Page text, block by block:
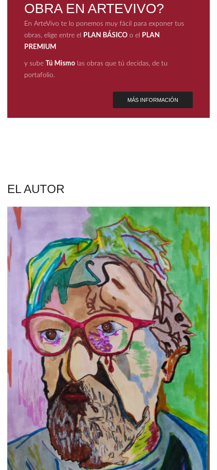
OBRA EN ARTEVIVO?
En ArteVivo te lo ponemos muy fácil para exponer tus
obras, elige entre el
PLAN BÁSICO o el
PLAN
PREMIUM
y sube Tú Mismo las obras que tú decidas, de tu
portafolio.
MÁS INFORMACIÓN
EL AUTOR